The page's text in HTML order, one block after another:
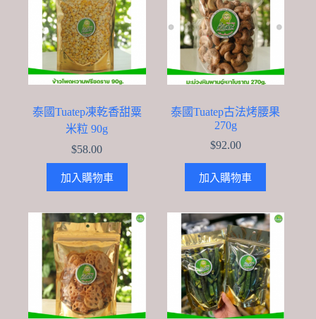
泰國Tuatep凍乾香甜粟
米粒 90g
$58.00
加入購物車
泰國Tuatep古法烤腰果
270g
$92.00
加入購物車